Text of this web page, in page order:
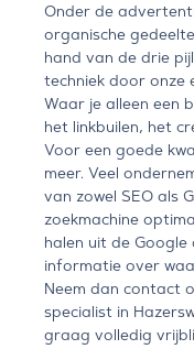
Onder de
organische
hand van de drie
techniek door onze
Waar je alleen een
het linkbuilen, het
Voor een goede
meer. Veel
van zowel SEO als
zoekmachine
halen uit de
informatie over
Neem dan contact
specialist in
graag volledig